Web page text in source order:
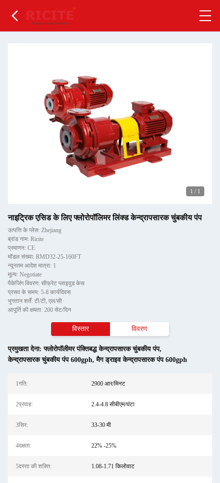
1 / 1
नाइट्रिक एसिड के लिए फ्लोरोपॉलिमर लिंक्ड केन्द्रापसारक चुंबकीय पंप
उत्पत्ति के प्लेस: Zhejiang
ब्रांड नाम: Ricite
प्रमाणन: CE
मॉडल संख्या: RMD32-25-160FT
न्यूनतम आदेश मात्रा: 1
मूल्य: Negotiate
पैकेजिंग विवरण: सीफ्रेट प्लाइवुड केस
प्रसव के समय: 5-8 कार्यदिवस
भुगतान शर्तें: टी/टी, एल/सी
आपूर्ति की क्षमता: 200 सेट/दिन
विस्तार विवरण
प्रमुखता देना:फ्लोरोपॉलीमर पंक्तिबद्ध केन्द्रापसारक चुंबकीय पंप,
केन्द्रापसारक चुंबकीय पंप 600gph,मैग ड्राइव केन्द्रापसारक पंप 600gph
1गति: 2900 आर/मिनट
2प्रवाह: 2.4-4.8 सीबीएम/घंटा
3सिर: 33-30 मी
4दक्षता: 22% -25%
5दस्ता की शक्ति: 1.08-1.71 किलोवाट